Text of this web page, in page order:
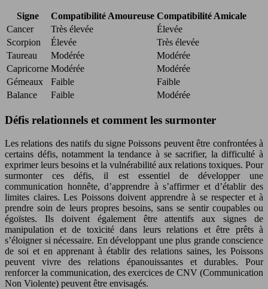
Signe Compatibilité Amoureuse Compatibilité Amicale
Cancer
Très élevée
Élevée
Scorpion
Élevée
Très élevée
Taureau
Modérée
Modérée
Capricorne Modérée
Modérée
Gémeaux
Faible
Faible
Balance
Faible Modérée
Défis relationnels et comment les surmonter
Les relations des natifs du signe Poissons peuvent être confrontées à
certains défis, notamment la tendance à se sacrifier, la difficulté à
exprimer leurs besoins et la vulnérabilité aux relations toxiques. Pour
surmonter ces défis, il est essentiel de développer une
communication honnête, d’apprendre à s’affirmer et d’établir des
limites claires. Les Poissons doivent apprendre à se respecter et à
prendre soin de leurs propres besoins, sans se sentir coupables ou
égoïstes. Ils doivent également être attentifs aux signes de
manipulation et de toxicité dans leurs relations et être prêts à
s’éloigner si nécessaire. En développant une plus grande conscience
de soi et en apprenant à établir des relations saines, les Poissons
peuvent vivre des relations épanouissantes et durables. Pour
renforcer la communication, des exercices de CNV (Communication
Non Violente) peuvent être envisagés.